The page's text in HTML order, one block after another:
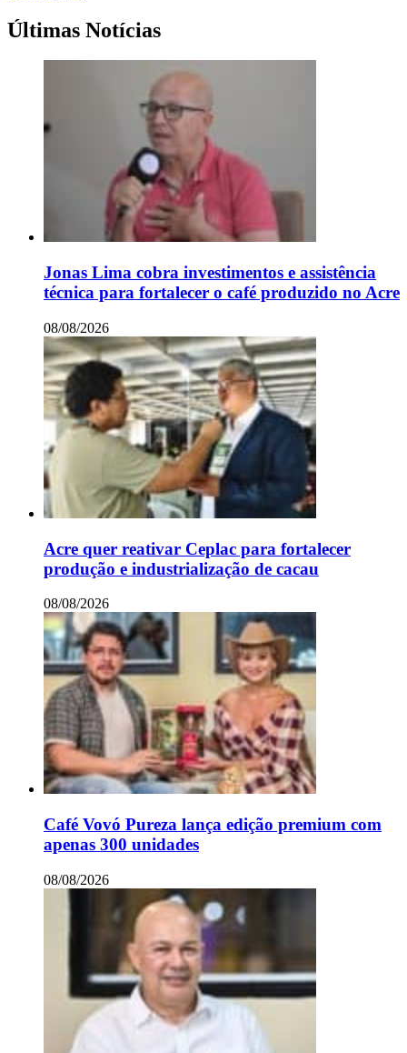
Últimas Notícias
Jonas Lima cobra investimentos e assistência
técnica para fortalecer o café produzido no Acre
08/08/2026
Acre quer reativar Ceplac para fortalecer
produção e industrialização de cacau
08/08/2026
Café Vovó Pureza lança edição premium com
apenas 300 unidades
08/08/2026